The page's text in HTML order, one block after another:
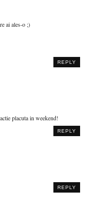
ai ales-o ;)
REPLY
placuta in weekend!
REPLY
REPLY